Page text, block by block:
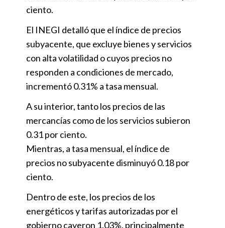
ciento.
El INEGI detalló que el índice de precios
subyacente, que excluye bienes y servicios
con alta volatilidad o cuyos precios no
responden a condiciones de mercado,
incrementó 0.31% a tasa mensual.
A su interior, tanto los precios de las
mercancías como de los servicios subieron
0.31 por ciento.
Mientras, a tasa mensual, el índice de
precios no subyacente disminuyó 0.18 por
ciento.
Dentro de este, los precios de los
energéticos y tarifas autorizadas por el
gobierno cayeron 1.03%, principalmente